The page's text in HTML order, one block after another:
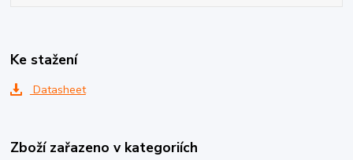
Ke stažení
Datasheet
Zboží zařazeno v kategoriích